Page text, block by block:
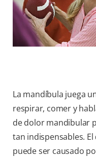
La mandíbula juega
respirar, comer y
de dolor mandibular
tan indispensables.
puede ser causado